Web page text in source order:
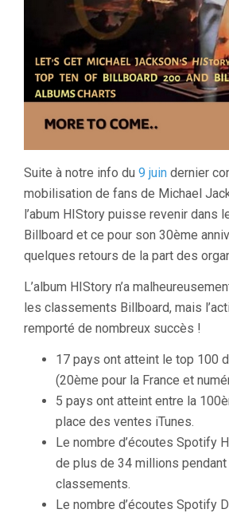
Suite à notre info du 9 juin dernier
mobilisation de fans de Michael
l’abum HIStory puisse revenir dans
Billboard et ce pour son 30ème
quelques retours de la part des
L’album HIStory n’a
les classements Billboard, mais
remporté de nombreux succès !
17 pays ont atteint le top 100
(20ème pour la France et
5 pays ont atteint entre la
place des ventes iTunes.
Le nombre d’écoutes Spotify
de plus de 34 millions
classements.
Le nombre d’écoutes Spotify